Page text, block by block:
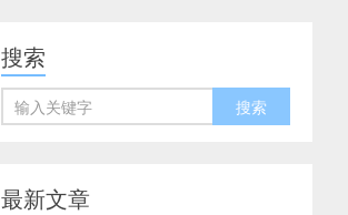
搜索
最新文章